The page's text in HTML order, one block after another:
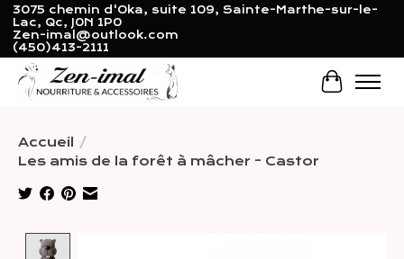
3075 chemin d'Oka, suite 109, Sainte-Marthe-sur-le-
Lac, Qc, J0N 1P0
Zen-imal@outlook.com
(450)413-2111
Panier
Accueil /
Les amis de la forêt à mâcher - Castor